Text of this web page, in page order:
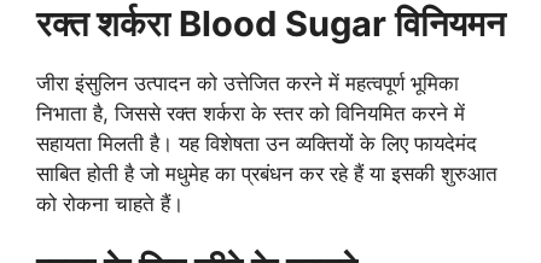
रक्त शर्करा Blood Sugar विनियमन
जीरा इंसुलिन उत्पादन को उत्तेजित करने में महत्वपूर्ण भूमिका
निभाता है, जिससे रक्त शर्करा के स्तर को विनियमित करने में
सहायता मिलती है। यह विशेषता उन व्यक्तियों के लिए फायदेमंद
साबित होती है जो मधुमेह का प्रबंधन कर रहे हैं या इसकी शुरुआत
को रोकना चाहते हैं।